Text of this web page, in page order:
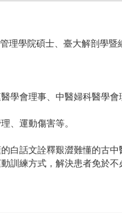
學院碩士、臺大解剖學暨
會理事、中醫婦科醫學
、運動傷害等。
白話文詮釋艱澀難懂的古
訓練方式，解決患者免於